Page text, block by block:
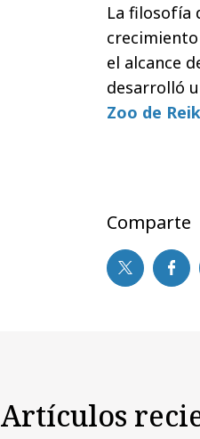
La filosofía
el alcance
desarrolló
Zoo de
Comparte
Artículos